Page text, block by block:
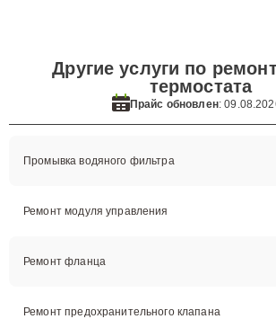
Другие услуги по
термостата
Прайс обновлен:
Промывка водяного фильтра
Ремонт модуля управления
Ремонт фланца
Ремонт предохранительного клапана